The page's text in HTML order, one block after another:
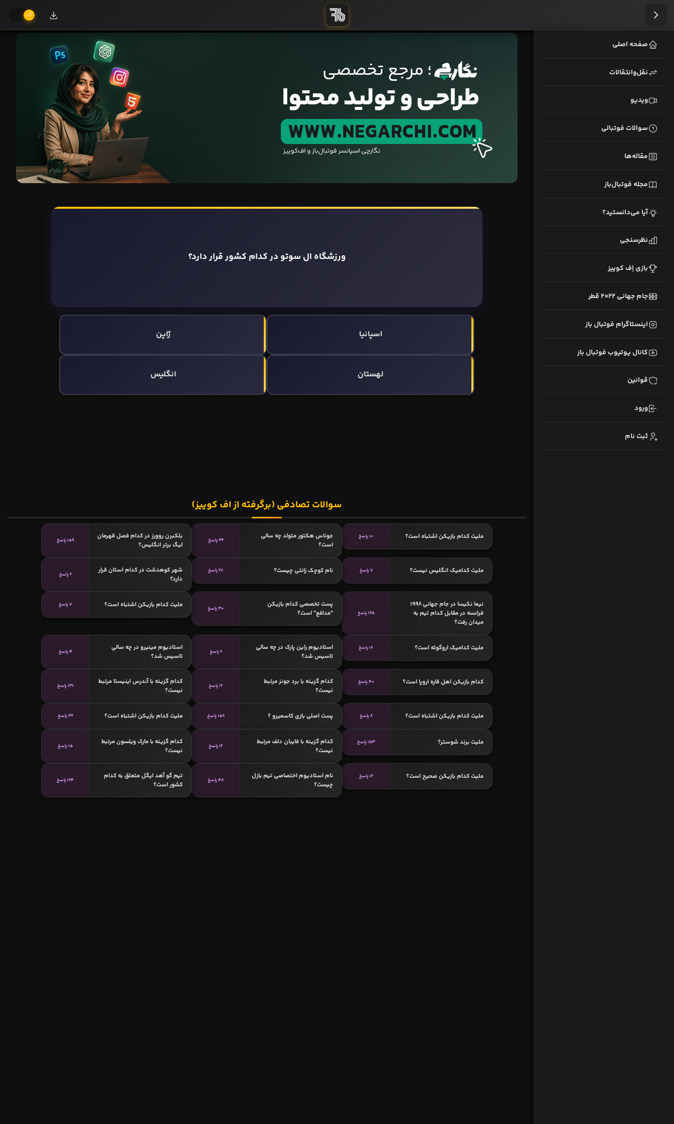
صفحه اصلی
نقل‌وانتقالات
ویدیو
سوالات فوتبالی
مقاله‌ها
مجله فوتبال‌باز
آیا می‌دانستید؟
نظرسنجی
بازی اِف کوییز
جام جهانی 2022 قطر
اینستاگرام فوتبال باز
کانال یوتیوب فوتبال باز
قوانین
ورود
ثبت نام
ورزشگاه ال سوتو در کدام کشور قرار دارد؟
اسپانیا ژاپن
لهستان انگلیس
سوالات تصادفی (برگرفته از اف کوییز)
ملیت کدام بازیکن اشتباه است؟ 10 پاسخ
جوناس هکتور متولد چه سالی
است؟
36 پاسخ
بلکبرن روورز در کدام فصل قهرمان
لیگ برتر انگلیس؟
159 پاسخ
ملیت کدامیک انگلیس نیست؟ 7 پاسخ نام کوچک زانتی چیست؟ 27 پاسخ
شهر کوهدشت در کدام استان قرار
دارد؟
6 پاسخ
نیما نکیسا در جام جهانی ۱۹۹۸
فرانسه در مقابل کدام تیم به
میدان رفت؟
125 پاسخ
پست تخصصی کدام بازیکن
"مدافع" است؟
30 پاسخ ملیت کدام بازیکن اشتباه است؟ 7 پاسخ
ملیت کدامیک اروگوئه است؟ 18 پاسخ
استادیوم راین پارک در چه سالی
تاسیس شد؟
6 پاسخ
استادیوم مینیرو در چه سالی
تاسیس شد؟
4 پاسخ
کدام بازیکن اهل قاره اروپا است؟ 40 پاسخ
کدام گزینه با برد جونز مرتبط
نیست؟
16 پاسخ
کدام گزینه با آندرس اینیستا مرتبط
نیست؟
131 پاسخ
ملیت کدام بازیکن اشتباه است؟ 8 پاسخ پست اصلی بازی کاسمیرو ؟ 158 پاسخ ملیت کدام بازیکن اشتباه است؟ 36 پاسخ
ملیت برند شوستر؟ 153 پاسخ
کدام گزینه با فایبان دلف مرتبط
نیست؟
12 پاسخ
کدام گزینه با مارک ویلسون مرتبط
نیست؟
15 پاسخ
ملیت کدام بازیکن صحیح است؟ 12 پاسخ
نام استادیوم اختصاصی تیم بازل
چیست؟
48 پاسخ
تیم گو آهد ايگل متعلق به کدام
کشور است؟
124 پاسخ